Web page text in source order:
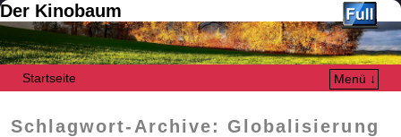
Der Kinobaum
Startseite
Menü ↓
Schlagwort-Archive: Globalisierung